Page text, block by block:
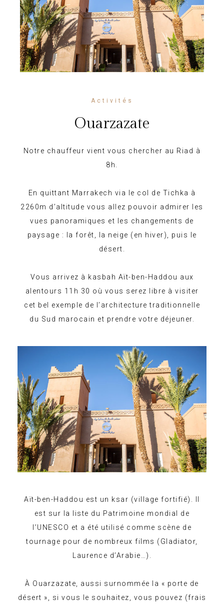
Activités
Ouarzazate
Notre chauffeur vient vous chercher au Riad à
8h.
En quittant Marrakech via le col de Tichka à
2260m d’altitude vous allez pouvoir admirer les
vues panoramiques et les changements de
paysage : la forêt, la neige (en hiver), puis le
désert.
Vous arrivez à kasbah Aït-ben-Haddou aux
alentours 11h 30 où vous serez libre à visiter
cet bel exemple de l’architecture traditionnelle
du Sud marocain et prendre votre déjeuner.
Aït-ben-Haddou est un ksar (village fortifié). Il
est sur la liste du Patrimoine mondial de
l’UNESCO et a été utilisé comme scène de
tournage pour de nombreux films (Gladiator,
Laurence d’Arabie…).
À Ouarzazate, aussi surnommée la « porte de
désert », si vous le souhaitez, vous pouvez (frais